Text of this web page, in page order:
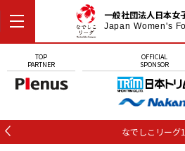
一般社団法人日本女
Japan Women's
TOP
PARTNER
OFFICIAL
SPONSOR
なでしこリーグ